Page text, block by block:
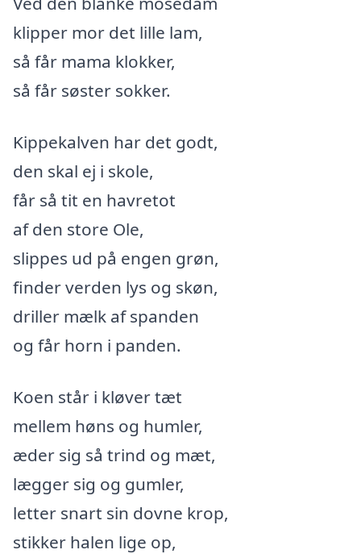
klipper mor det lille lam,
så får mama klokker,
så får søster sokker.
Kippekalven har det godt,
den skal ej i skole,
får så tit en havretot
af den store Ole,
slippes ud på engen grøn,
finder verden lys og skøn,
driller mælk af spanden
og får horn i panden.
Koen står i kløver tæt
mellem høns og humler,
æder sig så trind og mæt,
lægger sig og gumler,
letter snart sin dovne krop,
stikker halen lige op,